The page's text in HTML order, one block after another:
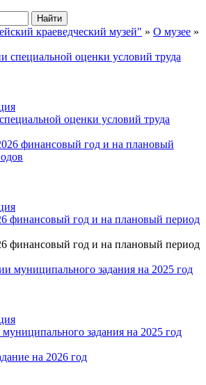
Найти
краеведческий музей" » О музее »
оценки условий труда
финансовый год и на плановый период
финансовый год и на плановый период
задания на 2025 год